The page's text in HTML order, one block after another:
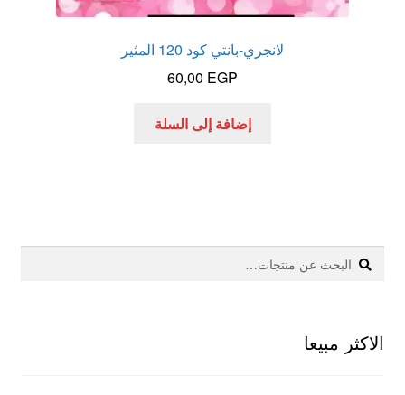
لانجري-بانتي كود 120 المثير
60,00 EGP
إضافة إلى السلة
البحث
عن:
بحث
الاكثر مبيعا